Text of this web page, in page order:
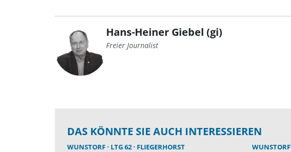
Hans-Heiner Giebel (gi)
Freier Journalist
DAS KÖNNTE SIE AUCH INTERESSIEREN
WUNSTORF LTG 62 FLIEGERHORST WUNSTORF